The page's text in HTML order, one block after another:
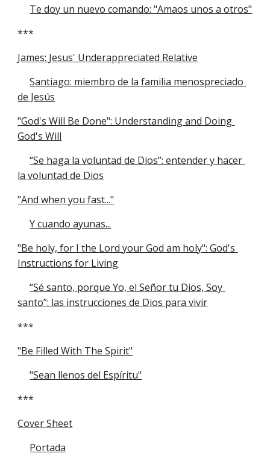
Te doy un nuevo comando: "Amaos unos a otros"
***
James: Jesus' Underappreciated Relative
Santiago: miembro de la familia menospreciado
de Jesús
"God's Will Be Done": Understanding and Doing
God's Will
“Se haga la voluntad de Dios”: entender y hacer
la voluntad de Dios
"And when you fast..."
Y cuando ayunas...
"Be holy, for I the Lord your God am holy": God's
Instructions for Living
“Sé santo, porque Yo, el Señor tu Dios, Soy
santo”: las instrucciones de Dios para vivir
***
"Be Filled With The Spirit"
"Sean llenos del Espíritu"
***
Cover Sheet
Portada